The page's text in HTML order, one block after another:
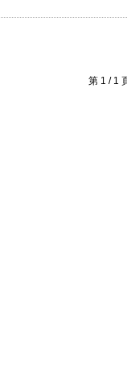
第 1 /